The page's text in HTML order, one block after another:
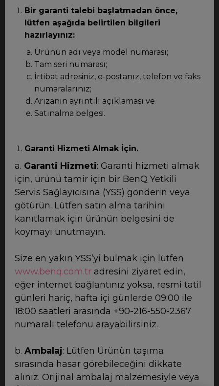
Bir garanti talebi başlatmadan önce,
lütfen aşağıda belirtilen bilgileri
hazırlayınız:
Ürünün adı veya model numarası;
Tam seri numarası;
İrtibat adresiniz, e-postanız, telefon ve faks
numaralarınız;
Arızanın ayrıntılı açıklaması ve
Satınalma belgesi.
Garanti Hizmeti Almak İçin.
a. Garanti Hizmeti: Garanti hizmeti almak
için, ürünü tamir için bir BenQ Yetkili
Servis Sağlayıcısına (YSS) gönderin veya
götürün. Lütfen satın alma tarihini
kanıtlamak için ürünün belgesini de
koymayı unutmayın.
Size en yakın YSS’yi bulmak için lütfen
www.benq.com.tr adresini ziyaret edin,
eğer internet bağlantınız yoksa, resmi tatil
günleri hariç, hafta içi günlerde 09:00 ile
18:00 saatleri arasında +90-216-550-2367
numaralı telefonu arayabilirsiniz.
b. Ambalaj: Lütfen Ürünün taşıma
sırasında hasar görebileceğini dikkate
alınız. Orijinal ambalaj malzemesiyle veya